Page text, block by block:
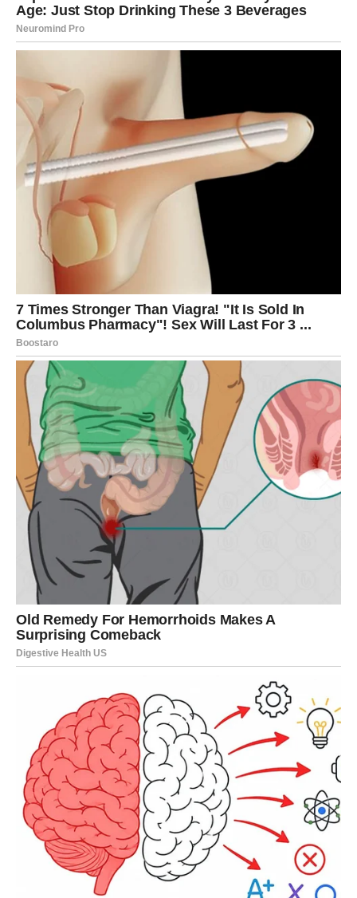
Pažljivo slušajte svaku riječ.
Istina dolazi kada je najpotrebnija
Pred vama su zanimljivi dani.
RAK
Ljubavna energija prati vas jače nego inače.
Moguća je poruka ili susret koji vraća osmijeh na vaše
Poruka zvijezda
Otvorite srce bez straha.
Emocije vam donose sreću
Pred vama su posebni trenuci.
LAV
Pred vama je prilika da zablistate.
Neko konačno prepoznaje vaš trud i zalaganje.
Poruka zvijezda
Ne umanjujte svoje zasluge.
Vrijeme je za priznanje
Pred vama su veoma pozitivni dani.